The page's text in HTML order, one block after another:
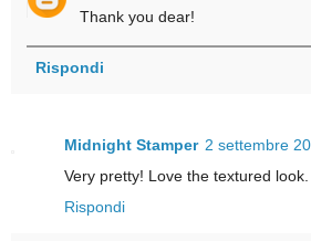
Thank you dear!
Rispondi
Midnight Stamper 2 settembre
Very pretty! Love the textured look.
Rispondi